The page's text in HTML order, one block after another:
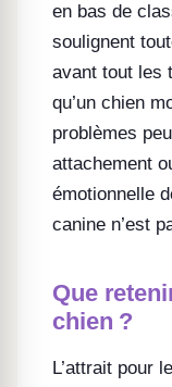
en bas de
soulignent
avant tout les
qu’un chien
problèmes
attachement
émotionnelle
canine n’est
Que
chien ?
L’attrait pour